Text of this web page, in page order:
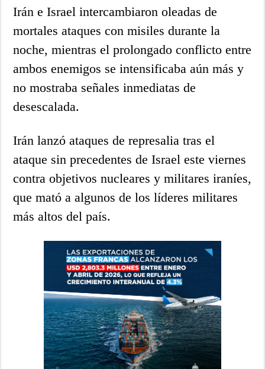
Irán e Israel intercambiaron oleadas de
mortales ataques con misiles durante la
noche, mientras el prolongado conflicto entre
ambos enemigos se intensificaba aún más y
no mostraba señales inmediatas de
desescalada.
Irán lanzó ataques de represalia tras el
ataque sin precedentes de Israel este viernes
contra objetivos nucleares y militares iraníes,
que mató a algunos de los líderes militares
más altos del país.